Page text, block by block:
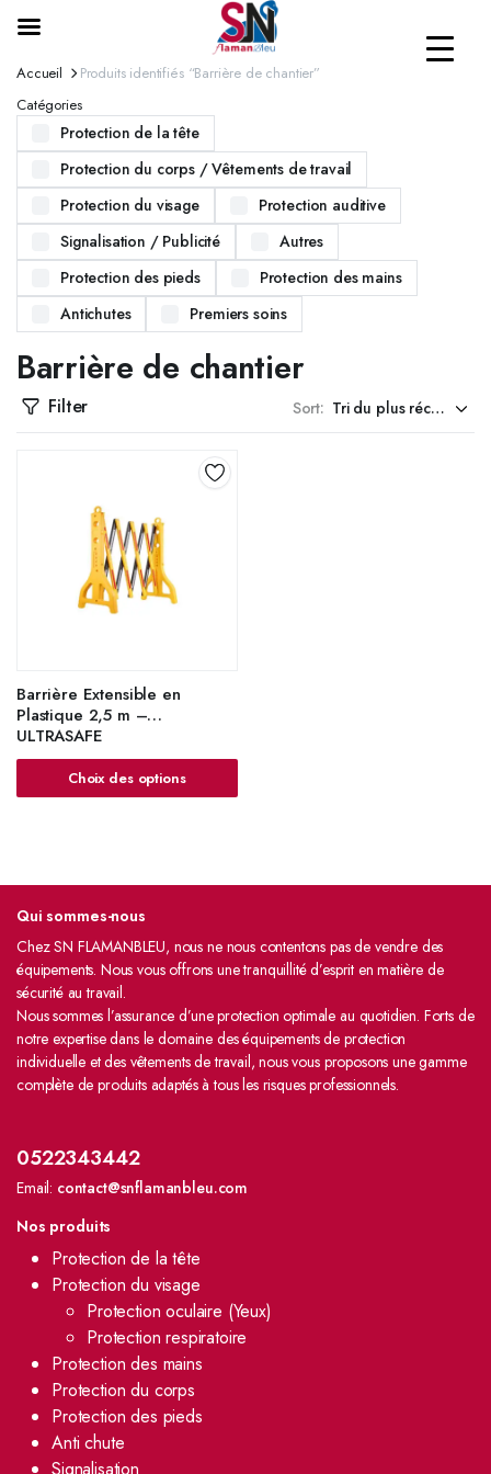
Accueil
Produits identifiés “Barrière de chantier”
Catégories
Protection de la tête
Protection du corps / Vêtements de travail
Protection du visage
Protection auditive
Signalisation / Publicité
Autres
Protection des pieds
Protection des mains
Antichutes
Premiers soins
Barrière de chantier
Filter Sort:
Barrière Extensible en
Plastique 2,5 m –
ULTRASAFE
Choix des options
Qui sommes-nous
Chez SN FLAMANBLEU, nous ne nous contentons pas de vendre des
équipements. Nous vous offrons une tranquillité d’esprit en matière de
sécurité au travail.
Nous sommes l’assurance d’une protection optimale au quotidien. Forts de
notre expertise dans le domaine des équipements de protection
individuelle et des vêtements de travail, nous vous proposons une gamme
complète de produits adaptés à tous les risques professionnels.
0522343442
Email: contact@snflamanbleu.com
Nos produits
Protection de la tête
Protection du visage
Protection oculaire (Yeux)
Protection respiratoire
Protection des mains
Protection du corps
Protection des pieds
Anti chute